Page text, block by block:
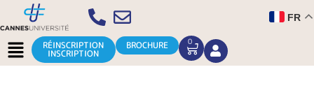
Aller
au
contenu
FR
Menu RÉINSCRIPTION
INSCRIPTION
BROCHURE 0
CART